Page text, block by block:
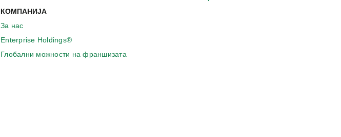
КОМПАНИЈА
За нас
Enterprise Holdings®
Глобални можности на франшизата